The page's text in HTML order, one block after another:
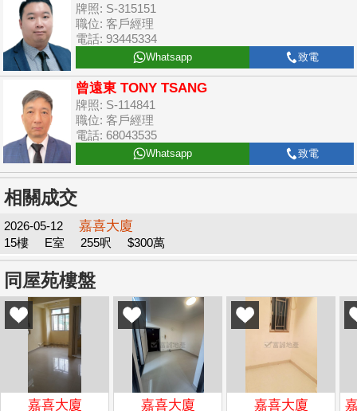
牌照: S-315151
職位: 客戶經理
電話: 93445334
Whatsapp 致電
曾遠東 TONY TSANG
牌照: S-114841
職位: 客戶經理
電話: 68043535
Whatsapp 致電
相關成交
2026-05-12 嘉喜大廈
15樓 E室 255呎 $300萬
同屋苑樓盤
嘉喜大廈 嘉喜大廈 嘉喜大廈